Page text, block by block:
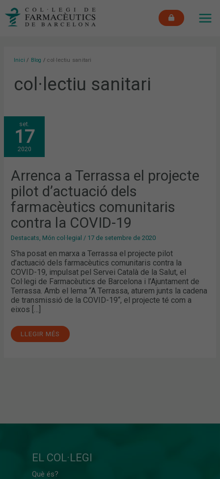
Inici Blog col·lectiu sanitari
col·lectiu sanitari
set.
17
2020
Arrenca a Terrassa el projecte
pilot d’actuació dels
farmacèutics comunitaris
contra la COVID-19
Destacats Món col·legial / 17 de setembre de 2020
S’ha posat en marxa a Terrassa el projecte pilot
d’actuació dels farmacèutics comunitaris contra la
COVID-19, impulsat pel Servei Català de la Salut, el
Col·legi de Farmacèutics de Barcelona i l’Ajuntament de
Terrassa. Amb el lema “A Terrassa, aturem junts la cadena
de transmissió de la COVID-19“, el projecte té com a
eixos […]
ARRENCA
A
TERRASSA
EL
PROJECTE
PILOT
D’ACTUACIÓ
COMUNITARIS
CONTRA
LA
COVID-
LLEGIR MÉS
EL COL·LEGI
Què és?